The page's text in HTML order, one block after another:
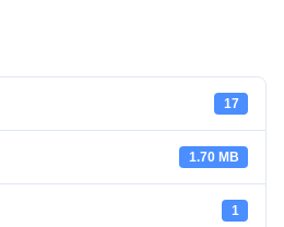
17
1.70 MB
1